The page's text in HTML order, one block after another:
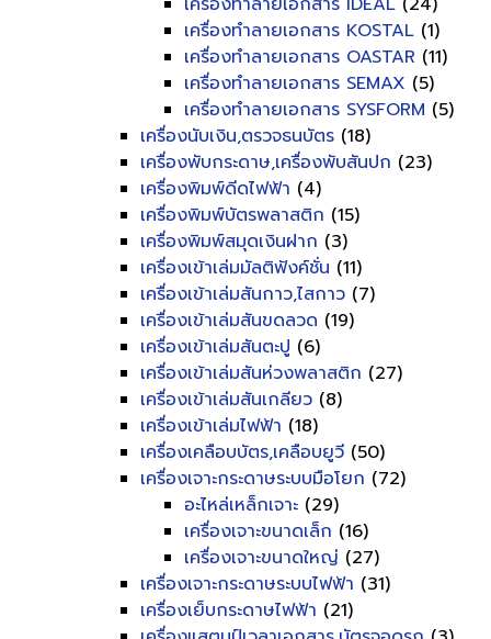
เครื่องทำลายเอกสาร KOSTAL (1)
เครื่องทำลายเอกสาร OASTAR (11)
เครื่องทำลายเอกสาร SEMAX (5)
เครื่องทำลายเอกสาร SYSFORM (5)
เครื่องนับเงิน,ตรวจธนบัตร (18)
เครื่องพับกระดาษ,เครื่องพับสันปก (23)
เครื่องพิมพ์ดีดไฟฟ้า (4)
เครื่องพิมพ์บัตรพลาสติก (15)
เครื่องพิมพ์สมุดเงินฝาก (3)
เครื่องเข้าเล่มมัลติฟังค์ชั่น (11)
เครื่องเข้าเล่มสันกาว,ไสกาว (7)
เครื่องเข้าเล่มสันขดลวด (19)
เครื่องเข้าเล่มสันตะปู (6)
เครื่องเข้าเล่มสันห่วงพลาสติก (27)
เครื่องเข้าเล่มสันเกลียว (8)
เครื่องเข้าเล่มไฟฟ้า (18)
เครื่องเคลือบบัตร,เคลือบยูวี (50)
เครื่องเจาะกระดาษระบบมือโยก (72)
อะไหล่เหล็กเจาะ (29)
เครื่องเจาะขนาดเล็ก (16)
เครื่องเจาะขนาดใหญ่ (27)
เครื่องเจาะกระดาษระบบไฟฟ้า (31)
เครื่องเย็บกระดาษไฟฟ้า (21)